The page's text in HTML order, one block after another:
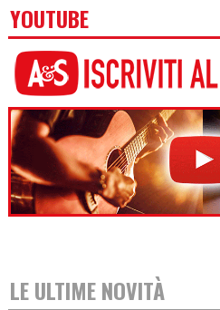
YOUTUBE
LE ULTIME NOVITÀ